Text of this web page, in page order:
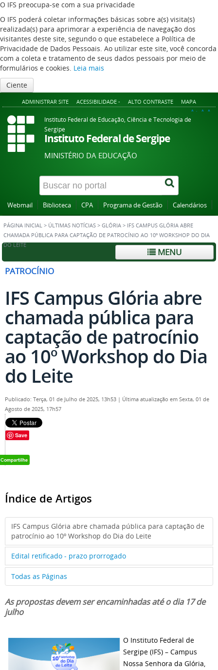
O IFS preocupa-se com a sua privacidade
O IFS poderá coletar informações básicas sobre a(s) visita(s)
realizada(s) para aprimorar a experiência de navegação dos
visitantes deste site, segundo o que estabelece a Política de
Privacidade de Dados Pessoais. Ao utilizar este site, você concorda
com a coleta e tratamento de seus dados pessoais por meio de
formulários e cookies. Leia mais
Ciente
ADMINISTRAR SITE ACESSIBILIDADE - ALTO CONTRASTE MAPA
A+ A A-
Instituto Federal de Educação, Ciência e Tecnologia de
Sergipe
Instituto Federal de Sergipe
MINISTÉRIO DA EDUCAÇÃO
Webmail Biblioteca CPA Programa de Gestão Calendários
PÁGINA INICIAL > ÚLTIMAS NOTÍCIAS > GLÓRIA > IFS CAMPUS GLÓRIA ABRE
CHAMADA PÚBLICA PARA CAPTAÇÃO DE PATROCÍNIO AO 10º WORKSHOP DO DIA
DO LEITE
MENU
PATROCÍNIO
IFS Campus Glória abre
chamada pública para
captação de patrocínio
ao 10º Workshop do Dia
do Leite
Publicado: Terça, 01 de Julho de 2025, 13h53 | Última atualização em Sexta, 01 de
Agosto de 2025, 17h57
Save
Índice de Artigos
IFS Campus Glória abre chamada pública para captação de
patrocínio ao 10º Workshop do Dia do Leite
Edital retificado - prazo prorrogado
Todas as Páginas
As propostas devem ser encaminhadas até o dia 17 de
julho
O Instituto Federal de
Sergipe (IFS) – Campus
Nossa Senhora da Glória,